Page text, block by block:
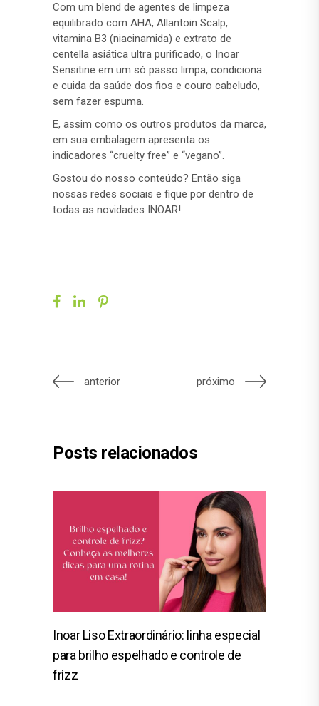
Com um blend de agentes de limpeza
equilibrado com AHA, Allantoin Scalp,
vitamina B3 (niacinamida) e extrato de
centella asiática ultra purificado, o Inoar
Sensitine em um só passo limpa, condiciona
e cuida da saúde dos fios e couro cabeludo,
sem fazer espuma.
E, assim como os outros produtos da marca,
em sua embalagem apresenta os
indicadores “cruelty free” e “vegano”.
Gostou do nosso conteúdo? Então siga
nossas redes sociais e fique por dentro de
todas as novidades INOAR!
anterior próximo
Posts relacionados
Inoar Liso Extraordinário: linha especial
para brilho espelhado e controle de
frizz